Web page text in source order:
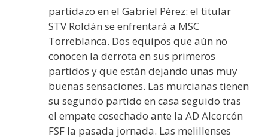
partidazo en el Gabriel Pérez: el titular
STV Roldán se enfrentará a MSC
Torreblanca. Dos equipos que aún no
conocen la derrota en sus primeros
partidos y que están dejando unas muy
buenas sensaciones. Las murcianas tienen
su segundo partido en casa seguido tras
el empate cosechado ante la AD Alcorcón
FSF la pasada jornada. Las melillenses